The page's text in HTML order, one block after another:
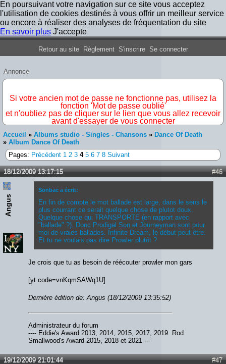
En poursuivant votre navigation sur ce site vous acceptez
l'utilisation de cookies destinés à vous offrir un meilleur service
ou encore à réaliser des analyses de fréquentation du site
En savoir plus J'accepte
Forum Iron Maiden France
Retour au site Règlement S'inscrire Se connecter
Annonce
Si votre ancien mot de passe ne fonctionne pas, utilisez la
fonction 'Mot de passe oublié'
et n'oubliez pas de cliquer sur le lien que vous allez recevoir
avant d'essayer de vous connecter
Accueil » Albums studio - Singles - Chansons » Dance Of Death
» Album Dance Of Death
Pages: Précédent 1 2 3 4 5 6 7 8 Suivant
#46
18/12/2009 13:17:15
Angus
Sonbac a écrit:
En fin de compte le mot ballade est large, dans le sens le
plus courrant ce serait quelque chose de plutot doux.
Quelque chose qui TRANSPORTE (en rapport avec
"ballade" ?). Donc Prodigal Son et Journeyman sont pour
moi de vraies ballades. Infinite Dream, le début peut être.
Et tu ne voulais pas dire Prowler plutôt ?
Je crois que tu as besoin de réécouter prowler mon gars
[yt code=vnKqmSAWq1U]
Dernière édition de: Angus (18/12/2009 13:35:52)
Administrateur du forum
---- Eddie's Award 2013, 2014, 2015, 2017, 2019 Rod
Smallwood's Award 2015, 2018 et 2021 ---
#47
19/12/2009 21:01:44